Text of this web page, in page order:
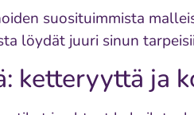
suosituimmista
löydät juuri sinun
ketteryyttä ja